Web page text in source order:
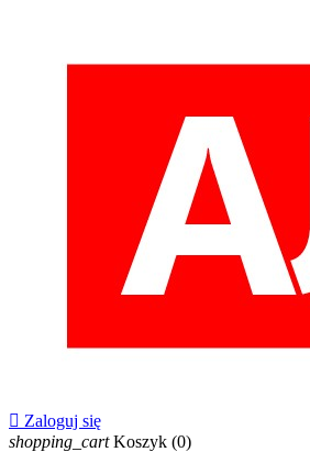
 Zaloguj się
shopping_cart Koszyk (0)